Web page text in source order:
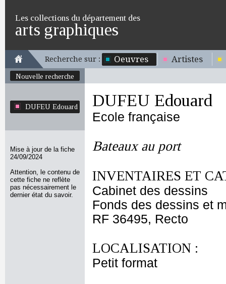
Les collections du département des
arts graphiques
Recherche sur : Oeuvres Artistes
Nouvelle recherche
DUFEU Edouard
Mise à jour de la fiche
24/09/2024
Attention, le contenu de
cette fiche ne reflète
pas nécessairement le
dernier état du savoir.
DUFEU Edouard
Ecole française
Bateaux au port
INVENTAIRES ET
Cabinet des dessins
Fonds des dessins et
RF 36495, Recto
LOCALISATION :
Petit format